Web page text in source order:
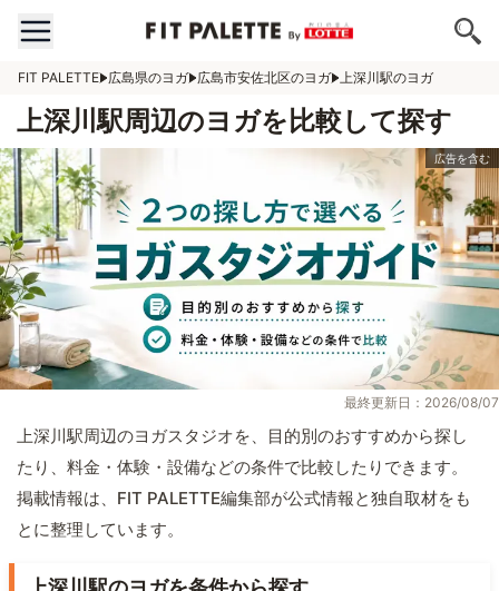
FIT PALETTE 広島県のヨガ 広島市安佐北区のヨガ 上深川駅のヨガ
上深川駅周辺のヨガを比較して探す
最終更新日：2026/08/07
上深川駅周辺のヨガスタジオを、目的別のおすすめから探し
たり、料金・体験・設備などの条件で比較したりできます。
掲載情報は、FIT PALETTE編集部が公式情報と独自取材をも
とに整理しています。